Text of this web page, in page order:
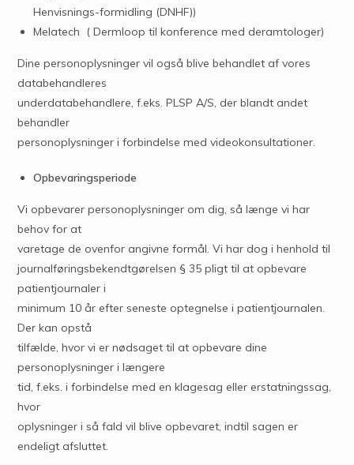
Henvisnings-formidling (DNHF))
Melatech ( Dermloop til konference med deramtologer)
Dine personoplysninger vil også blive behandlet af vores
databehandleres
underdatabehandlere, f.eks. PLSP A/S, der blandt andet
behandler
personoplysninger i forbindelse med videokonsultationer.
Opbevaringsperiode
Vi opbevarer personoplysninger om dig, så længe vi har
behov for at
varetage de ovenfor angivne formål. Vi har dog i henhold til
journalføringsbekendtgørelsen § 35 pligt til at opbevare
patientjournaler i
minimum 10 år efter seneste optegnelse i patientjournalen.
Der kan opstå
tilfælde, hvor vi er nødsaget til at opbevare dine
personoplysninger i længere
tid, f.eks. i forbindelse med en klagesag eller erstatningssag,
hvor
oplysninger i så fald vil blive opbevaret, indtil sagen er
endeligt afsluttet.